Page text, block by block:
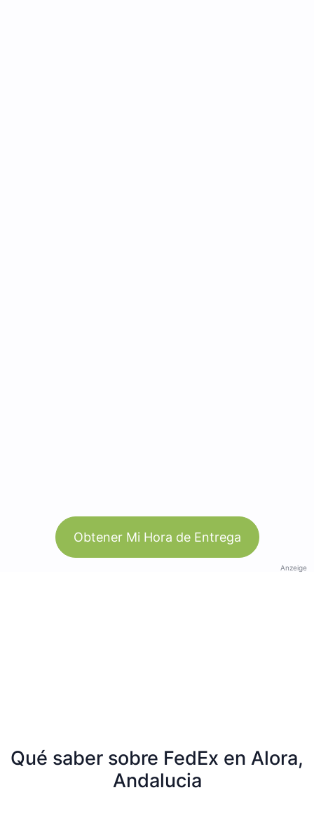
Obtener Mi Hora de Entrega
Anzeige
Qué saber sobre FedEx en Alora,
Andalucia